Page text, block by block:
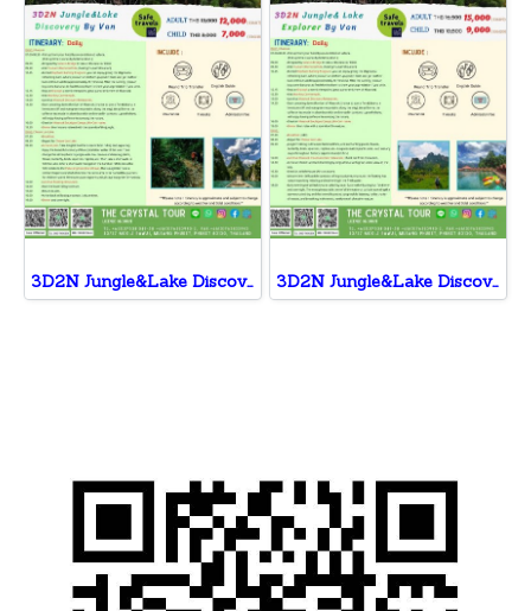
3D2N Jungle&Lake Discovery By Van 3D2N Jungle&Lake Discovery By Van